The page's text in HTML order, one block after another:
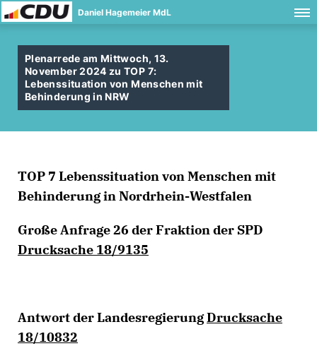
Daniel Hagemeier MdL
Plenarrede am Mittwoch, 13.
November 2024 zu TOP 7:
Lebenssituation von Menschen mit
Behinderung in NRW
TOP 7 Lebenssituation von Menschen mit
Behinderung in Nordrhein-Westfalen
Große Anfrage 26 der Fraktion der SPD
Drucksache 18/9135
Antwort der LandesregierungDrucksache
18/10832